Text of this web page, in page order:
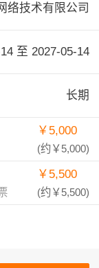
络技术有限公司
至 2027-05-14
长期
￥5,000
(约￥5,000)
￥5,500
(约￥5,500)